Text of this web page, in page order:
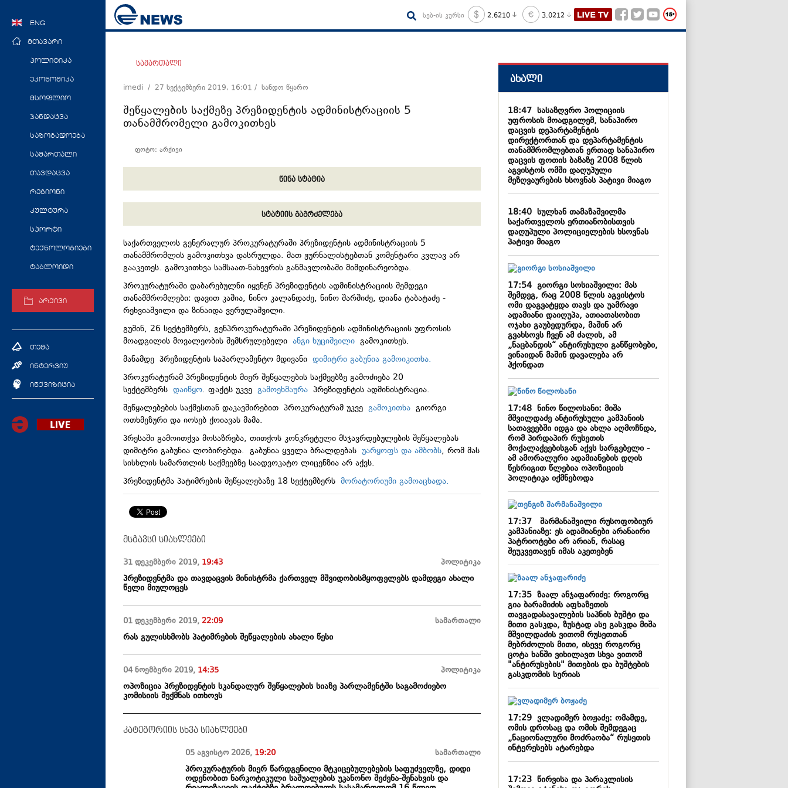
ENG
მთავარი
პოლიტიკა
ეკონომიკა
მსოფლიო
ჯანდაცვა
საზოგადოება
სამართალი
თავდაცვა
რეგიონი
კულტურა
სპორტი
ტექნოლოგიები
ტაბლოიდი
არქივი
თემა
ინტერვიუ
ინქვიზიცია
სებ-ის კურსი 2.6210 3.0212
სამართალი
imedi / 27 სექტემბერი 2019, 16:01 / სანდო წყარო
შეწყალების საქმეზე პრეზიდენტის ადმინისტრაციის 5
თანამშრომელი გამოკითხეს
ფოტო: არქივი
წინა სტატია
სტატიის გაგრძელება
საქართველოს გენერალურ პროკურატურაში პრეზიდენტის ადმინისტრაციის 5
თანამშრომლის გამოკითხვა დასრულდა. მათ ჟურნალისტებთან კომენტარი კვლავ არ
გააკეთეს. გამოკითხვა სამსაათ-ნახევრის განმავლობაში მიმდინარეობდა.
პროკურატურაში დაბარებულნი იყვნენ პრეზიდენტის ადმინისტრაციის შემდეგი
თანამშრომლები: დავით კაშია, ნინო კალანდაძე, ნინო შარშიძე, დიანა ტაბატაძე -
რეხვიაშვილი და ზინაიდა ვერულაშვილი.
გუშინ, 26 სექტემბერს, გენპროკურატურაში პრეზიდენტის ადმინისტრაციის უფროსის
მოადგილის მოვალეობის შემსრულებელი ანგი ხუციშვილი გამოკითხეს.
მანამდე პრეზიდენტის საპარლამენტო მდივანი დიმიტრი გაბუნია გამოიკითხა.
პროკურატურამ პრეზიდენტის მიერ შეწყალების საქმეებზე გამოძიება 20
სექტემბერს დაიწყო. ფაქტს უკვე გამოეხმაურა პრეზიდენტის ადმინისტრაცია.
შეწყალებების საქმესთან დაკავშირებით პროკურატურამ უკვე გამოკითხა გიორგი
ოთხმეზური და იოსებ ქოიავას მამა.
პრესაში გამოითქვა მოსაზრება, თითქოს კონკრეტული მსჯავრდებულების შეწყალებას
დიმიტრი გაბუნია ლობირებდა. გაბუნია ყველა ბრალდებას უარყოფს და ამბობს, რომ მას
სისხლის სამართლის საქმეებზე საადვოკატო ლიცენზია არ აქვს.
პრეზიდენტმა პატიმრების შეწყალებაზე 18 სექტემბერს მორატორიუმი გამოაცხადა.
მსგავსი სიახლეები
31 დეკემბერი 2019, 19:43 პოლიტიკა
პრეზიდენტმა და თავდაცვის მინისტრმა ქართველ მშვიდობისმყოფელებს დამდეგი ახალი
წელი მიულოცეს
01 დეკემბერი 2019, 22:09 სამართალი
რას გულისხმობს პატიმრების შეწყალების ახალი წესი
04 ნოემბერი 2019, 14:35 პოლიტიკა
ოპოზიცია პრეზიდენტის სკანდალურ შეწყალების სიაზე პარლამენტში საგამოძიებო
კომისიის შექმნას ითხოვს
კატეგორიის სხვა სიახლეები
05 აგვისტო 2026, 19:20 სამართალი
პროკურატურის მიერ წარდგენილი მტკიცებულებების საფუძველზე, დიდი
ოდენობით ნარკოტიკული საშუალების უკანონო შეძენა-შენახვის და
ახალი
18:47სასაზღვრო პოლიციის
უფროსის მოადგილემ, სანაპირო
დაცვის დეპარტამენტის
დირექტორთან და დეპარტამენტის
თანამშრომლებთან ერთად სანაპირო
დაცვის ფოთის ბაზაზე 2008 წლის
აგვისტოს ომში დაღუპული
მეზღვაურების ხსოვნას პატივი მიაგო
18:40სულხან თამაზაშვილმა
საქართველოს ერთიანობისთვის
დაღუპული პოლიციელების ხსოვნას
პატივი მიაგო
17:54გიორგი სოსიაშვილი: მას
შემდეგ, რაც 2008 წლის აგვისტოს
ომი დაგვატყდა თავს და უამრავი
ადამიანი დაიღუპა, ათიათასობით
ოჯახი გაუბედურდა, მაშინ არ
გვახსოვს ჩვენ ამ ძალის, ამ
„ნაცბანდის“ ანტირუსული განწყობები,
ვინაიდან მაშინ დავალება არ
ჰქონდათ
17:48ნინო წილოსანი: მიშა
მშვილდაძე ანტირუსული კამპანიის
სათავეებში იდგა და ახლა აღმოჩნდა,
რომ პირდაპირ რუსეთის
მოქალაქეებისგან აქვს სარგებელი -
ამ ამორალური ადამიანების დღის
წესრიგით წლებია ოპოზიციის
პოლიტიკა იქმნებოდა
17:37შარმანაშვილი რუსოფობიურ
კამპანიაზე: ეს ადამიანები არანაირი
პატრიოტები არ არიან, რასაც
შეუკვეთავენ იმას აკეთებენ
17:35ზაალ ანჯაფარიძე: როგორც
გია ბარამიძის აფხაზეთის
თავგადასავალების საპნის ბუშტი და
მითი გასკდა, ზუსტად ასე გასკდა მიშა
მშვილდაძის ვითომ რუსეთთან
მებრძოლის მითი, ისევე როგორც
ცოტა ხანში ვიხილავთ სხვა ვითომ
"ანტირუსების" მითების და ბუშტების
გასკდომის სერიას
17:29ვლადიმერ ბოჟაძე: ომამდე,
ომის დროსაც და ომის შემდეგაც
„ნაციონალური მოძრაობა“ რუსეთის
ინტერესებს ატარებდა
17:23წირვისა და პარაკლისის